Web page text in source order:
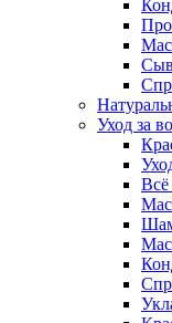
Уход за
Всё